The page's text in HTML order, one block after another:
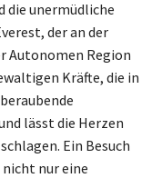
die unermüdliche
der an der
Autonomen Region
Kräfte, die in
lässt die Herzen
Ein Besuch
nur eine